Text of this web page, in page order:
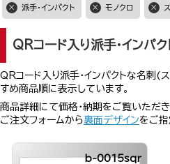
派手・インパクト モノクロ
QRコード入り派手・インパ
QRコード入り派手・インパクトな名刺(
すめ商品順に表示しています。
商品詳細にて価格・納期をご覧いただ
ご注文フォームから裏面デザインをご指
b-0015sqr